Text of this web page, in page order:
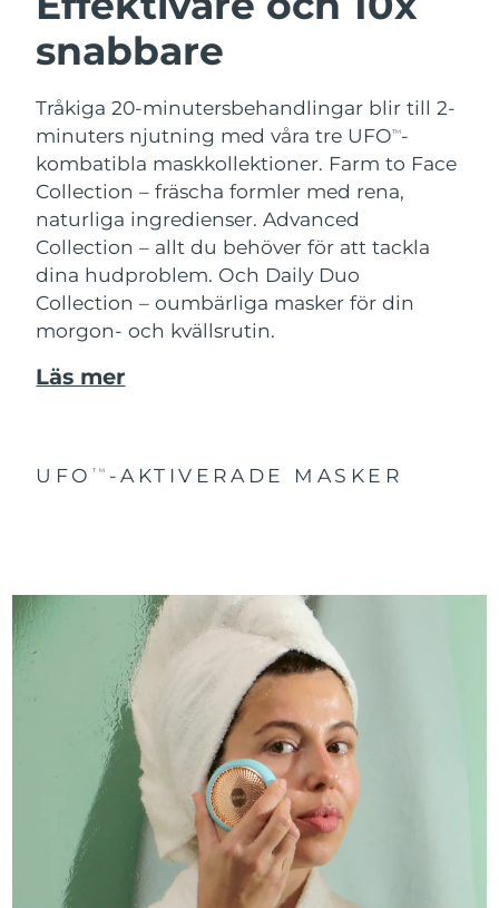
snabbare
Tråkiga 20-minutersbehandlingar blir till 2-
minuters njutning med våra tre UFOTM-
kombatibla maskkollektioner. Farm to Face
Collection – fräscha formler med rena,
naturliga ingredienser. Advanced
Collection – allt du behöver för att tackla
dina hudproblem. Och Daily Duo
Collection – oumbärliga masker för din
morgon- och kvällsrutin.
Läs mer
UFO TM -AKTIVERADE MASKER